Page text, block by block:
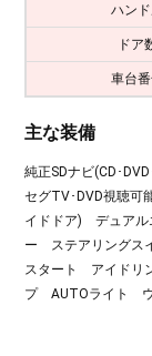
ハン
ドア
車台
主な装備
純正SDナビ(CD･
セグTV･DVD視聴
イドドア) デュア
ー ステアリングス
スタート アイドリ
プ AUTOライト ウ